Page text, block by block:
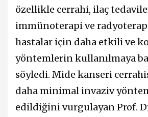
özellikle cerrahi, ilaç
immünoterapi ve
hastalar için daha etkili ve
yöntemlerin kullanılmaya
söyledi. Mide kanseri
daha minimal invaziv
edildiğini vurgulayan Prof.